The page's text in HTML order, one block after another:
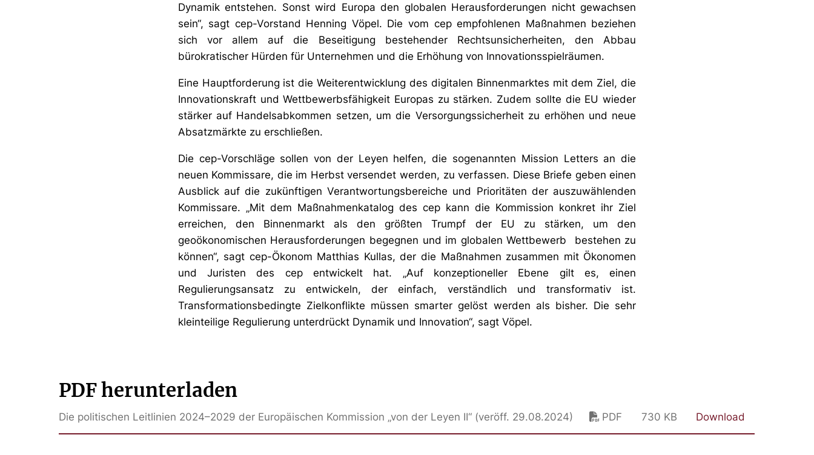
Dynamik entstehen. Sonst wird Europa den globalen Herausforderungen nicht gewachsen
sein“, sagt cep-Vorstand Henning Vöpel. Die vom cep empfohlenen Maßnahmen beziehen
sich vor allem auf die Beseitigung bestehender Rechtsunsicherheiten, den Abbau
bürokratischer Hürden für Unternehmen und die Erhöhung von Innovationsspielräumen.
Eine Hauptforderung ist die Weiterentwicklung des digitalen Binnenmarktes mit dem Ziel, die
Innovationskraft und Wettbewerbsfähigkeit Europas zu stärken. Zudem sollte die EU wieder
stärker auf Handelsabkommen setzen, um die Versorgungssicherheit zu erhöhen und neue
Absatzmärkte zu erschließen.
Die cep-Vorschläge sollen von der Leyen helfen, die sogenannten Mission Letters an die
neuen Kommissare, die im Herbst versendet werden, zu verfassen. Diese Briefe geben einen
Ausblick auf die zukünftigen Verantwortungsbereiche und Prioritäten der auszuwählenden
Kommissare. „Mit dem Maßnahmenkatalog des cep kann die Kommission konkret ihr Ziel
erreichen, den Binnenmarkt als den größten Trumpf der EU zu stärken, um den
geoökonomischen Herausforderungen begegnen und im globalen Wettbewerb bestehen zu
können“, sagt cep-Ökonom Matthias Kullas, der die Maßnahmen zusammen mit Ökonomen
und Juristen des cep entwickelt hat. „Auf konzeptioneller Ebene gilt es, einen
Regulierungsansatz zu entwickeln, der einfach, verständlich und transformativ ist.
Transformationsbedingte Zielkonflikte müssen smarter gelöst werden als bisher. Die sehr
kleinteilige Regulierung unterdrückt Dynamik und Innovation“, sagt Vöpel.
PDF herunterladen
Die politischen Leitlinien 2024–2029 der Europäischen Kommission „von der Leyen II“ (veröff. 29.08.2024) PDF 730 KB Download